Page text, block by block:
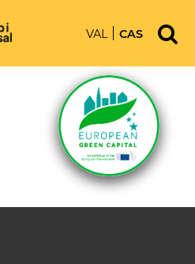
VAL CAS